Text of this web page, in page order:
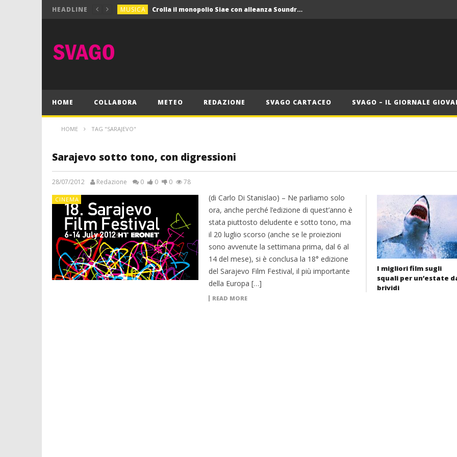
HEADLINE MUSICA Crolla il monopolio Siae con alleanza Soundreef – LEA
MUSICA Crolla il monopolio Siae con alleanza Soundreef – LEA
HOME COLLABORA METEO REDAZIONE SVAGO CARTACEO SVAGO – IL GIORNALE
HOME TAG "SARAJEVO"
Sarajevo sotto tono, con digressioni
28/07/2012 Redazione 0 0 0 78
CINEMA
(di Carlo Di Stanislao) – Ne parliamo solo
ora, anche perché l’edizione di quest’anno è
stata piuttosto deludente e sotto tono, ma
il 20 luglio scorso (anche se le proiezioni
sono avvenute la settimana prima, dal 6 al
14 del mese), si è conclusa la 18° edizione
del Sarajevo Film Festival, il più importante
della Europa […]
READ MORE
I migliori film sugli
squali per un’estate
brividi